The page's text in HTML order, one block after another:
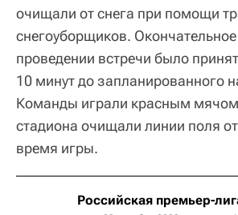
очищали от снега при помощи
снегоуборщиков.
проведении встречи было
10 минут до запланированного
Команды играли красным
стадиона очищали линии поля
время игры.
Российская премьер-